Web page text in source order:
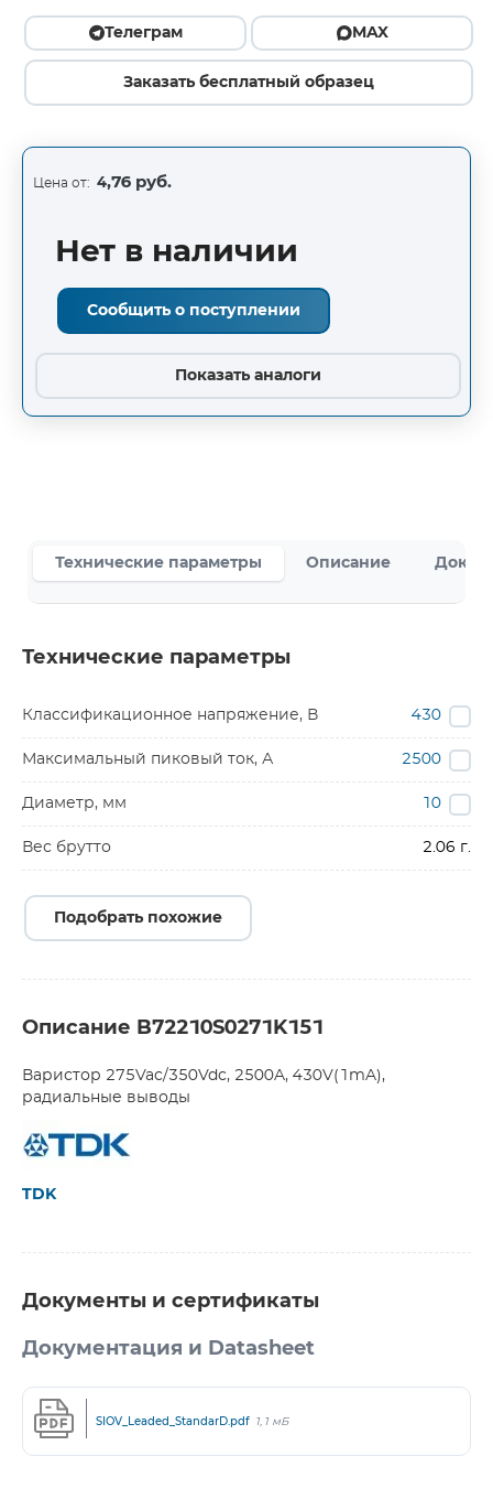
Телеграм MAX
Заказать бесплатный образец
Цена от: 4,76 руб.
Нет в наличии
Сообщить о поступлении
Показать аналоги
Технические параметры Описание
Технические параметры
Классификационное напряжение, В 430
Максимальный пиковый ток, А 2500
Диаметр, мм 10
Вес брутто 2.06 г.
Подобрать похожие
Описание B72210S0271K151
Варистор 275Vac/350Vdc, 2500A, 430V(1mA),
радиальные выводы
TDK
Документы и сертификаты
Документация и Datasheet
SIOV_Leaded_StandarD.pdf 1,1 мБ